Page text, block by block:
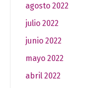
agosto 2022
julio 2022
junio 2022
mayo 2022
abril 2022